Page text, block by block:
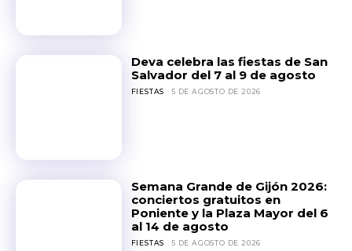
Deva celebra las fiestas de San
Salvador del 7 al 9 de agosto
FIESTAS 5 DE AGOSTO DE 2026
Semana Grande de Gijón 2026:
conciertos gratuitos en
Poniente y la Plaza Mayor del 6
al 14 de agosto
FIESTAS 5 DE AGOSTO DE 2026